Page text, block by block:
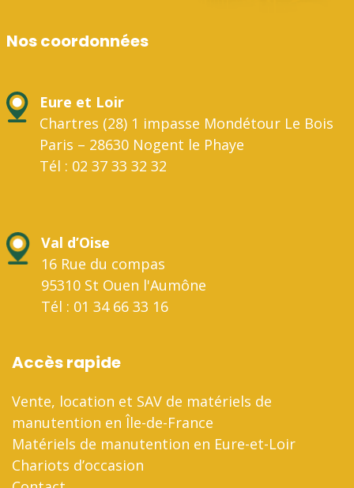
Nos coordonnées
Eure et Loir
Chartres (28) 1 impasse Mondétour Le Bois
Paris – 28630 Nogent le Phaye
Tél : 02 37 33 32 32
Val d’Oise
16 Rue du compas
95310 St Ouen l'Aumône
Tél : 01 34 66 33 16
Accès rapide
Vente, location et SAV de matériels de
manutention en Île-de-France
Matériels de manutention en Eure-et-Loir
Chariots d’occasion